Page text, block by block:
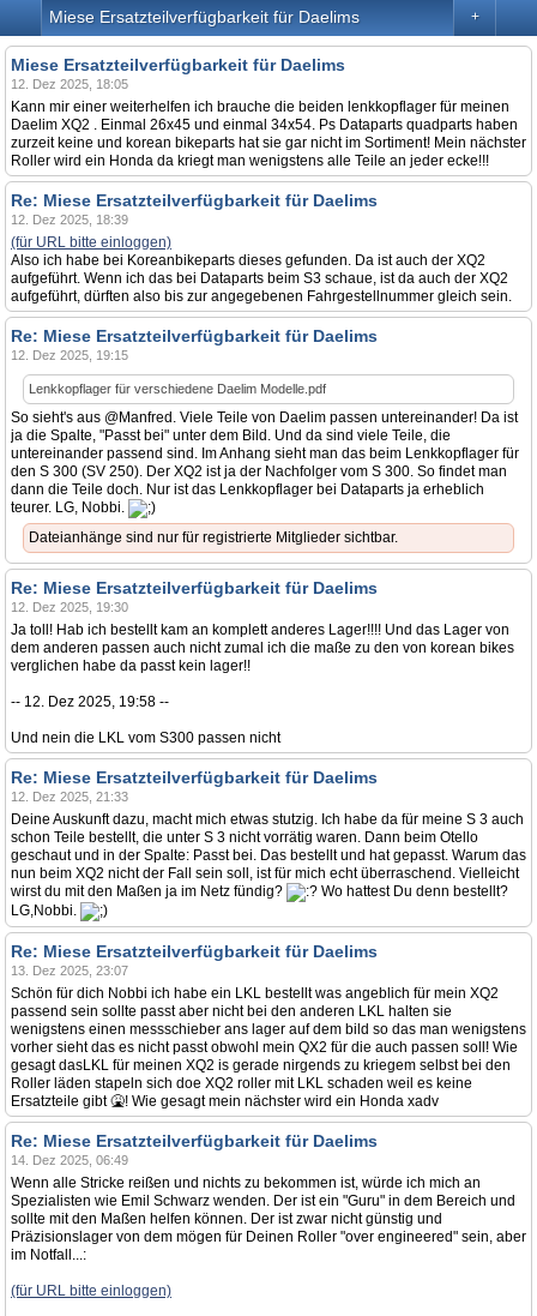
+
Miese Ersatzteilverfügbarkeit für Daelims
Miese Ersatzteilverfügbarkeit für Daelims
12. Dez 2025, 18:05
Kann mir einer weiterhelfen ich brauche die beiden lenkkopflager für meinen
Daelim XQ2 . Einmal 26x45 und einmal 34x54. Ps Dataparts quadparts haben
zurzeit keine und korean bikeparts hat sie gar nicht im Sortiment! Mein nächster
Roller wird ein Honda da kriegt man wenigstens alle Teile an jeder ecke!!!
Re: Miese Ersatzteilverfügbarkeit für Daelims
12. Dez 2025, 18:39
(für URL bitte einloggen)
Also ich habe bei Koreanbikeparts dieses gefunden. Da ist auch der XQ2
aufgeführt. Wenn ich das bei Dataparts beim S3 schaue, ist da auch der XQ2
aufgeführt, dürften also bis zur angegebenen Fahrgestellnummer gleich sein.
Re: Miese Ersatzteilverfügbarkeit für Daelims
12. Dez 2025, 19:15
Lenkkopflager für verschiedene Daelim Modelle.pdf
So sieht's aus @Manfred. Viele Teile von Daelim passen untereinander! Da ist
ja die Spalte, "Passt bei" unter dem Bild. Und da sind viele Teile, die
untereinander passend sind. Im Anhang sieht man das beim Lenkkopflager für
den S 300 (SV 250). Der XQ2 ist ja der Nachfolger vom S 300. So findet man
dann die Teile doch. Nur ist das Lenkkopflager bei Dataparts ja erheblich
teurer. LG, Nobbi.
Dateianhänge sind nur für registrierte Mitglieder sichtbar.
Re: Miese Ersatzteilverfügbarkeit für Daelims
12. Dez 2025, 19:30
Ja toll! Hab ich bestellt kam an komplett anderes Lager!!!! Und das Lager von
dem anderen passen auch nicht zumal ich die maße zu den von korean bikes
verglichen habe da passt kein lager!!
-- 12. Dez 2025, 19:58 --
Und nein die LKL vom S300 passen nicht
Re: Miese Ersatzteilverfügbarkeit für Daelims
12. Dez 2025, 21:33
Deine Auskunft dazu, macht mich etwas stutzig. Ich habe da für meine S 3 auch
schon Teile bestellt, die unter S 3 nicht vorrätig waren. Dann beim Otello
geschaut und in der Spalte: Passt bei. Das bestellt und hat gepasst. Warum das
nun beim XQ2 nicht der Fall sein soll, ist für mich echt überraschend. Vielleicht
wirst du mit den Maßen ja im Netz fündig?
Wo hattest Du denn bestellt?
LG,Nobbi.
Re: Miese Ersatzteilverfügbarkeit für Daelims
13. Dez 2025, 23:07
Schön für dich Nobbi ich habe ein LKL bestellt was angeblich für mein XQ2
passend sein sollte passt aber nicht bei den anderen LKL halten sie
wenigstens einen messschieber ans lager auf dem bild so das man wenigstens
vorher sieht das es nicht passt obwohl mein QX2 für die auch passen soll! Wie
gesagt dasLKL für meinen XQ2 is gerade nirgends zu kriegem selbst bei den
Roller läden stapeln sich doe XQ2 roller mit LKL schaden weil es keine
Ersatzteile gibt 🤮! Wie gesagt mein nächster wird ein Honda xadv
Re: Miese Ersatzteilverfügbarkeit für Daelims
14. Dez 2025, 06:49
Wenn alle Stricke reißen und nichts zu bekommen ist, würde ich mich an
Spezialisten wie Emil Schwarz wenden. Der ist ein "Guru" in dem Bereich und
sollte mit den Maßen helfen können. Der ist zwar nicht günstig und
Präzisionslager von dem mögen für Deinen Roller "over engineered" sein, aber
im Notfall...:
(für URL bitte einloggen)